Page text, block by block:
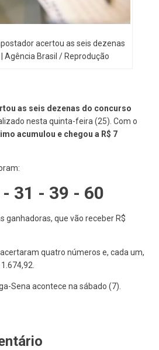
acertou as seis dezenas
Agência Brasil / Reprodução
as seis dezenas do concurso
nesta quinta-feira (25). Com o
acumulou e chegou a R$ 7
31 - 39 - 60
ganhadoras, que vão receber R$
quatro números e, cada um,
Sena acontece na sábado (7).